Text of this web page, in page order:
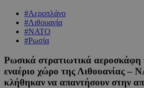
#Αεροπλάνο
#Λιθουανία
#ΝΑΤΟ
#Ρωσία
Ρωσικά στρατιωτικά αεροσκάφη
εναέριο χώρο της Λιθουανίας –
κλήθηκαν να απαντήσουν στην